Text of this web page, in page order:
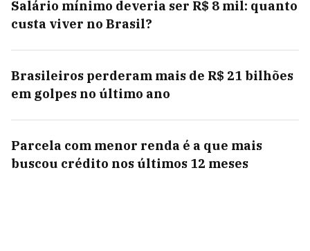
Salário mínimo deveria ser R$ 8 mil: quanto
custa viver no Brasil?
Brasileiros perderam mais de R$ 21 bilhões
em golpes no último ano
Parcela com menor renda é a que mais
buscou crédito nos últimos 12 meses